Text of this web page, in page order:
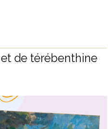
de térébenthine